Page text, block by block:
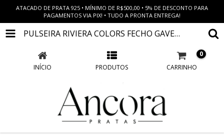
ATACADO DE PRATA 925 • MÍNIMO DE R$500,00 • 5% DE DESCONTO PARA
PAGAMENTOS VIA PIX! • TUDO A PRONTA ENTREGA!
PULSEIRA RIVIERA COLORS FECHO GAVETA PRATA 925
INÍCIO PRODUTOS CARRINHO
0